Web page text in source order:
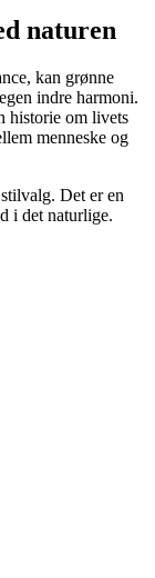
naturen
kan grønne
indre harmoni.
historie om livets
menneske og
Det er en
i det naturlige.